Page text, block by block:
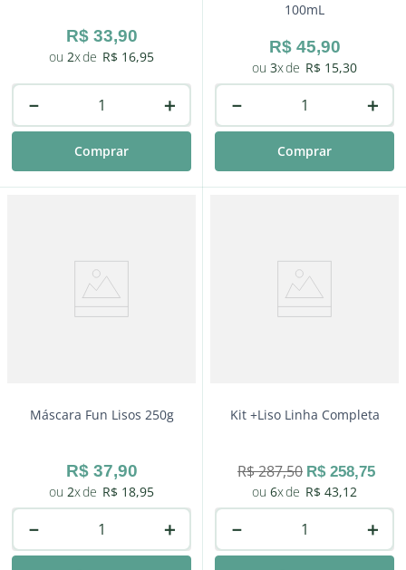
R$ 33,90
2 R$ 16,95
＋
－
Comprar
100mL
R$ 45,90
3 R$ 15,30
＋
－
Comprar
Máscara Fun Lisos 250g
R$ 37,90
2 R$ 18,95
＋
－
Kit +Liso Linha Completa
R$287,50 R$ 258,75
6
R$ 43,12
＋
－